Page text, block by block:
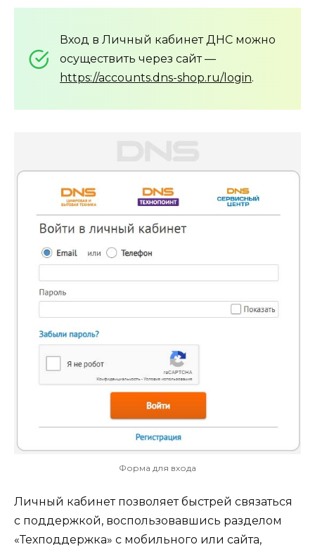
Вход в Личный кабинет ДНС можно
осуществить через сайт —
https://accounts.dns-shop.ru/login.
Форма для входа
Личный кабинет позволяет быстрей связаться
с поддержкой, воспользовавшись разделом
«Техподдержка» с мобильного или сайта,